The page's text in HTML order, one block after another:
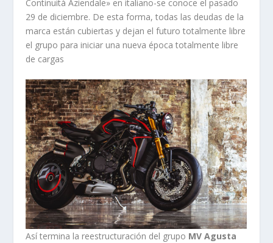
Continuità Aziendale» en italiano-se conoce el pasado
29 de diciembre. De esta forma, todas las deudas de la
marca están cubiertas y dejan el futuro totalmente libre
el grupo para iniciar una nueva época totalmente libre
de cargas
Así termina la reestructuración del grupo MV Agusta